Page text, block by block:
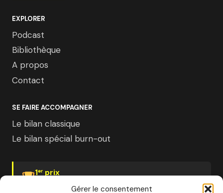
Gérer le consentement
EXPLORER
Podcast
Bibliothèque
A propos
Contact
SE FAIRE ACCOMPAGNER
Le bilan classique
Le bilan spécial burn-out
1er prix